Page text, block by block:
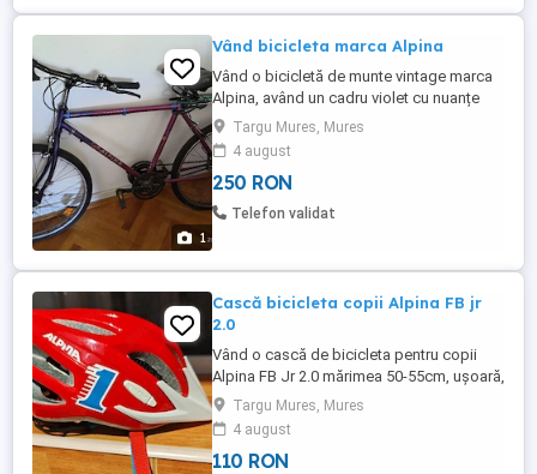
1
Vând bicicleta marca Alpina
Vând o bicicletă de munte vintage marca
Alpina, având un cadru violet cu nuanțe
albastre și roți de 26 de inch.Brand:
AlpinaStare: Utilizată, cu urme vizibile de
uzură. Accesorii: Include un portbagaj
spate Roți: 26 inch
Targu Mures, Mures
4 august
250 RON
Telefon validat
Cască bicicleta copii Alpina FB jr
2.0
Vând o cască de bicicleta pentru copii
Alpina FB Jr 2.0 mărimea 50-55cm, ușoară,
tehnologia inmold, plasă antiinsecte pe
partea din față. A fost cumpărată de nouă
dar a rămas mică. Este în stare bună, nu
este lovită sau crăpată.
Targu Mures, Mures
4 august
110 RON